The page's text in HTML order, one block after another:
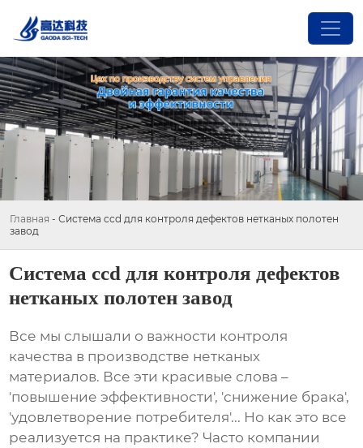
Главная - Система ccd для контроля дефектов нетканых полотен
завод
Система ccd для контроля дефектов
нетканых полотен завод
Все мы слышали о важности контроля
качества в производстве нетканых
материалов. Все эти красивые слова –
'повышение эффективности', 'снижение брака',
'удовлетворение потребителя'... Но как это все
реализуется на практике? Часто компании